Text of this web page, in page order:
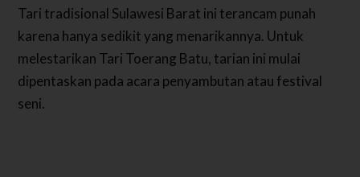
Tari tradisional Sulawesi Barat ini terancam punah
karena hanya sedikit yang menarikannya. Untuk
melestarikan Tari Toerang Batu, tarian ini mulai
dipentaskan pada acara penyambutan atau festival
seni.